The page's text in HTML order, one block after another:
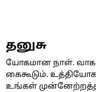
தனுசு
யோகமான நாள்.
கைகூடும்.
உங்கள்